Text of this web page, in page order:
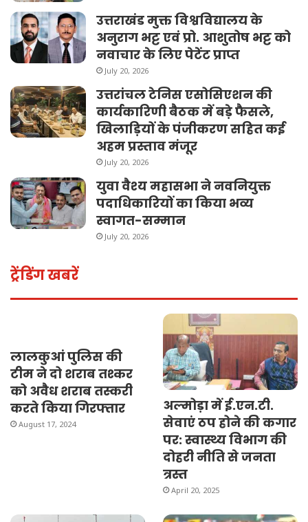
उत्तराखंड मुक्त विश्वविद्यालय के
अनुराग भट्ट एवं प्रो. आशुतोष भट्ट को
नवाचार के लिए पेटेंट प्राप्त
July 20, 2026
उत्तरांचल टेनिस एसोसिएशन की
कार्यकारिणी बैठक में बड़े फैसले,
खिलाड़ियों के पंजीकरण सहित कई
अहम प्रस्ताव मंजूर
July 20, 2026
युवा वैश्य महासभा ने नवनियुक्त
पदाधिकारियों का किया भव्य
स्वागत-सम्मान
July 20, 2026
ट्रेंडिंग खबरें
लालकुआं पुलिस की
टीम ने दो शराब तश्कर
को अवैध शराब तस्करी
करते किया गिरफ्तार
August 17, 2024
अल्मोड़ा में ई.एन.टी.
सेवाएं ठप होने की कगार
पर: स्वास्थ्य विभाग की
दोहरी नीति से जनता
त्रस्त
April 20, 2025